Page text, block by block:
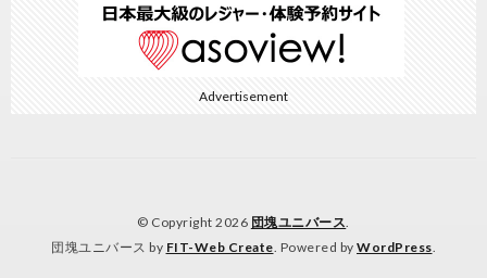
Advertisement
© Copyright 2026 団塊ユニバース.
団塊ユニバース by FIT-Web Create. Powered by WordPress.